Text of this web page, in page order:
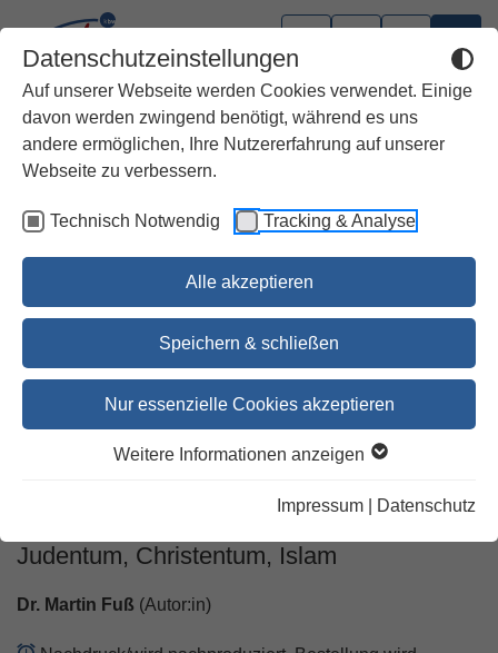
Datenschutzeinstellungen
Auf unserer Webseite werden Cookies verwendet. Einige
davon werden zwingend benötigt, während es uns
andere ermöglichen, Ihre Nutzererfahrung auf unserer
Webseite zu verbessern.
Technisch Notwendig Tracking & Analyse
Alle akzeptieren
Speichern & schließen
Nur essenzielle Cookies akzeptieren
Weitere Informationen anzeigen
Impressum Datenschutz
Konstruktion der Hl.Stadt
Judentum, Christentum, Islam
Dr. Martin Fuß (Autor:in)